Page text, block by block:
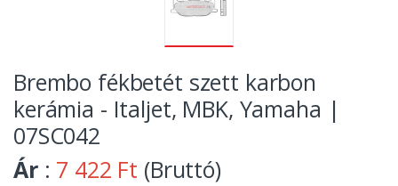
Brembo fékbetét szett karbon
kerámia - Italjet, MBK, Yamaha |
07SC042
Ár : 7 422 Ft (Bruttó)